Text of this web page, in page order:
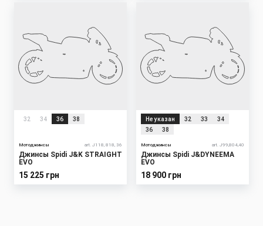
32 34 36 38
Мотоджинсы art. J118, 818, 36
Джинсы Spidi J&K STRAIGHT
EVO
15 225 грн
Не указан 32 33
34
36
38
Мотоджинсы art. J99,804,40
Джинсы Spidi J&DYNEEMA
EVO
18 900 грн